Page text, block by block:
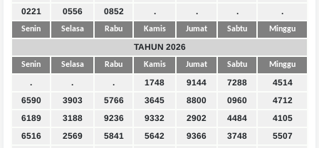
0221
0556 0852 . . . .
Senin Selasa Rabu Kamis Jumat Sabtu Minggu
TAHUN 2026
Senin Selasa Rabu Kamis Jumat Sabtu Minggu
. . . 1748 9144 7288
4514
6590
3903 5766 3645 8800 0960
4712
6189
3188 9236 9332 2902 4484
4105
6516
2569 5841 5642 9366 3748
5507